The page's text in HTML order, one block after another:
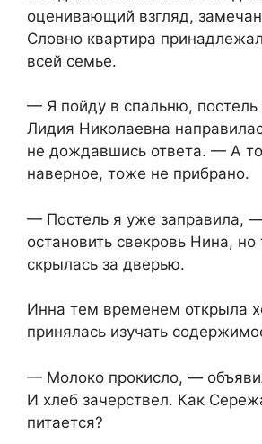
оценивающий взгляд,
Словно квартира
всей семье.
— Я пойду в спальню,
Лидия Николаевна
не дождавшись ответа. — А
наверное, тоже не прибрано.
— Постель я уже заправила,
остановить свекровь Нина, но
скрылась за дверью.
Инна тем временем открыла
принялась изучать
— Молоко прокисло, —
И хлеб зачерствел. Как
питается?